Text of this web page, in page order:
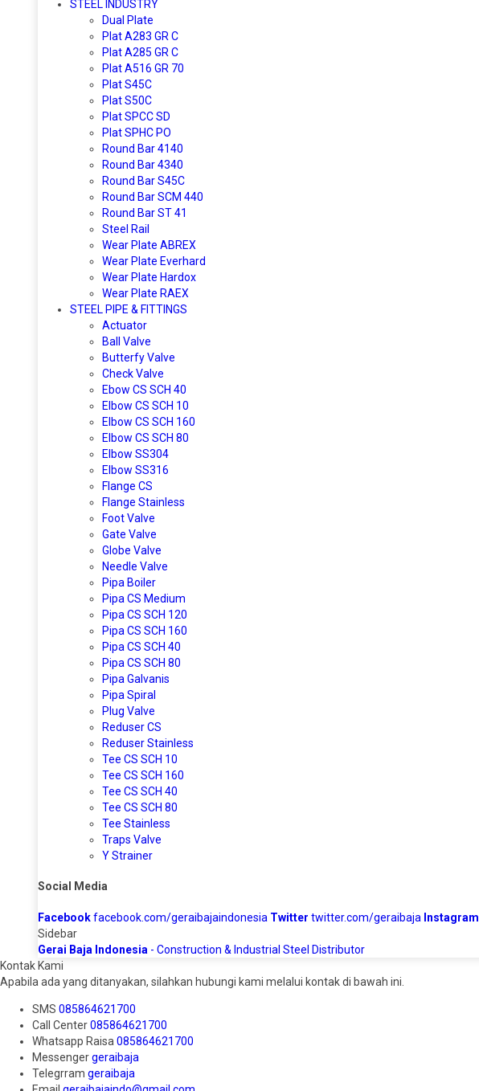
STEEL INDUSTRY
Dual Plate
Plat A283 GR C
Plat A285 GR C
Plat A516 GR 70
Plat S45C
Plat S50C
Plat SPCC SD
Plat SPHC PO
Round Bar 4140
Round Bar 4340
Round Bar S45C
Round Bar SCM 440
Round Bar ST 41
Steel Rail
Wear Plate ABREX
Wear Plate Everhard
Wear Plate Hardox
Wear Plate RAEX
STEEL PIPE & FITTINGS
Actuator
Ball Valve
Butterfy Valve
Check Valve
Ebow CS SCH 40
Elbow CS SCH 10
Elbow CS SCH 160
Elbow CS SCH 80
Elbow SS304
Elbow SS316
Flange CS
Flange Stainless
Foot Valve
Gate Valve
Globe Valve
Needle Valve
Pipa Boiler
Pipa CS Medium
Pipa CS SCH 120
Pipa CS SCH 160
Pipa CS SCH 40
Pipa CS SCH 80
Pipa Galvanis
Pipa Spiral
Plug Valve
Reduser CS
Reduser Stainless
Tee CS SCH 10
Tee CS SCH 160
Tee CS SCH 40
Tee CS SCH 80
Tee Stainless
Traps Valve
Y Strainer
Social Media
Facebookfacebook.com/geraibajaindonesia Twitter twitter.com/geraibaja Instagram
Sidebar
Gerai Baja Indonesia - Construction & Industrial Steel Distributor
Kontak Kami
Apabila ada yang ditanyakan, silahkan hubungi kami melalui kontak di bawah ini.
SMS 085864621700
Call Center085864621700
Whatsapp Raisa 085864621700
Messengergeraibaja
Telegrram geraibaja